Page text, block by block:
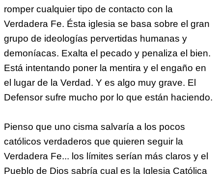
romper cualquier tipo de contacto con la
Verdadera Fe. Ésta iglesia se basa sobre el gran
grupo de ideologías pervertidas humanas y
demoníacas. Exalta el pecado y penaliza el bien.
Está intentando poner la mentira y el engaño en
el lugar de la Verdad. Y es algo muy grave. El
Defensor sufre mucho por lo que están haciendo.
Pienso que uno cisma salvaría a los pocos
católicos verdaderos que quieren seguir la
Verdadera Fe... los límites serían más claros y el
Pueblo de Dios sabría cual es la Iglesia Católica